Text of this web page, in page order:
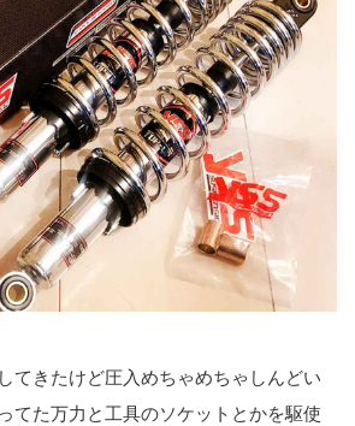
てきたけど圧入めちゃめちゃしんどい
てた万力と工具のソケットとかを駆使